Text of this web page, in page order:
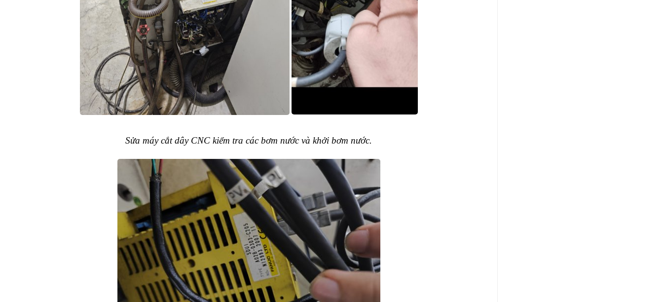
Sửa máy cắt dây CNC kiểm tra các bơm nước và khởi bơm nước.